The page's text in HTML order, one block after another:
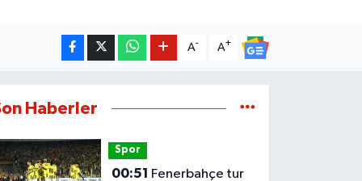
A- A+
Haberler
Spor
00:51